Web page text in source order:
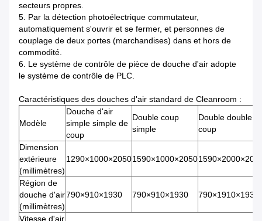
secteurs propres.
5. Par la détection photoélectrique commutateur,
automatiquement s'ouvrir et se fermer, et personnes de
couplage de deux portes (marchandises) dans et hors de
commodité.
6. Le système de contrôle de pièce de douche d'air adopte
le système de contrôle de PLC.
Caractéristiques des douches d'air standard de Cleanroom :
Modèle
Douche d'air
simple simple de
coup
Double coup
simple
Double double
coup
Dimension
extérieure
(millimètres)
1290×1000×20501590×1000×2050
Région de
douche d'air
(millimètres)
790×910×1930 790×910×1930 790×1910×1930
Vitesse d'air